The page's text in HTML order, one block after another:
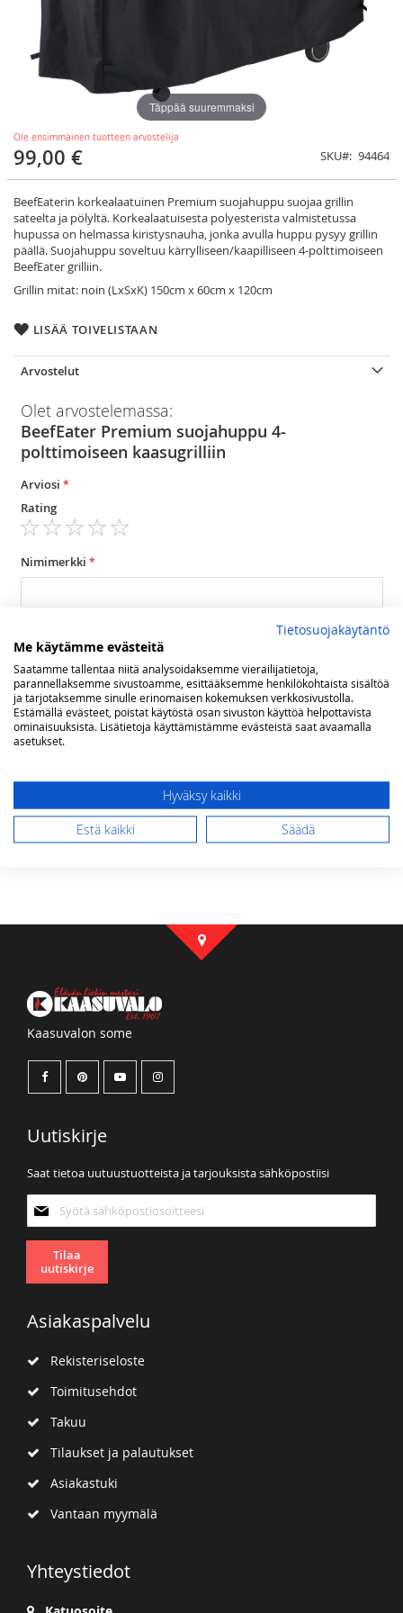
Ole ensimmäinen tuotteen arvostelija
99,00 € SKU 94464
BeefEaterin korkealaatuinen Premium suojahuppu suojaa grillin
sateelta ja pölyltä. Korkealaatuisesta polyesterista valmistetussa
hupussa on helmassa kiristysnauha, jonka avulla huppu pysyy grillin
päällä. Suojahuppu soveltuu kärrylliseen/kaapilliseen 4-polttimoiseen
BeefEater grilliin.
Grillin mitat: noin (LxSxK) 150cm x 60cm x 120cm
LISÄÄ TOIVELISTAAN
Täppää suuremmaksi
Arvostelut
Olet arvostelemassa:
BeefEater Premium suojahuppu 4-
polttimoiseen kaasugrilliin
Arviosi
Rating
star
stars
stars
stars
stars
Nimimerkki
Arvostelu
Lähetä arvostelu
Kaasuvalon some
Uutiskirje
Saat tietoa uutuustuotteista ja tarjouksista sähköpostiisi
uutiskirjeemme:
Tilaa
uutiskirje
Asiakaspalvelu
Rekisteriseloste
Toimitusehdot
Takuu
Tilaukset ja palautukset
Asiakastuki
Vantaan myymälä
Yhteystiedot
Tietosuojakäytäntö
Me käytämme evästeitä
Saatamme tallentaa niitä analysoidaksemme vierailijatietoja,
parannellaksemme sivustoamme, esittääksemme henkilökohtaista sisältöä
ja tarjotaksemme sinulle erinomaisen kokemuksen verkkosivustolla.
Estämällä evästeet, poistat käytöstä osan sivuston käyttöä helpottavista
ominaisuuksista. Lisätietoja käyttämistämme evästeistä saat avaamalla
asetukset.
Hyväksy kaikki
Estä kaikki Säädä